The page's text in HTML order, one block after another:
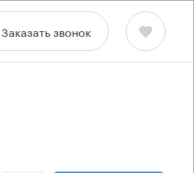
Заказать звонок